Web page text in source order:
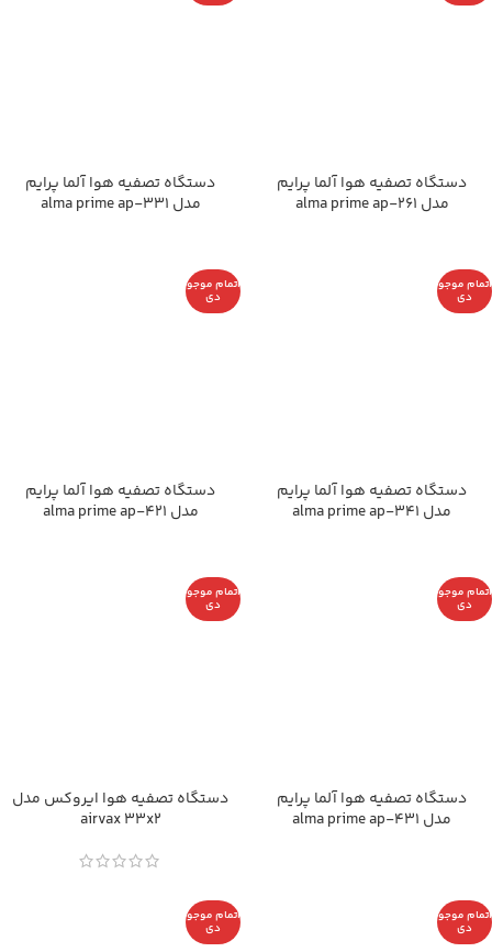
دستگاه تصفیه هوا آلما پرایم
مدل alma prime ap-261
دستگاه تصفیه هوا آلما پرایم
مدل alma prime ap-331
اتمام موجو
دی
دستگاه تصفیه هوا آلما پرایم
مدل alma prime ap-341
اتمام موجو
دی
دستگاه تصفیه هوا آلما پرایم
مدل alma prime ap-421
اتمام موجو
دی
دستگاه تصفیه هوا آلما پرایم
مدل alma prime ap-431
اتمام موجو
دی
دستگاه تصفیه هوا ایروکس مدل
airvax 33x2
اتمام موجو
دی
اتمام موجو
دی